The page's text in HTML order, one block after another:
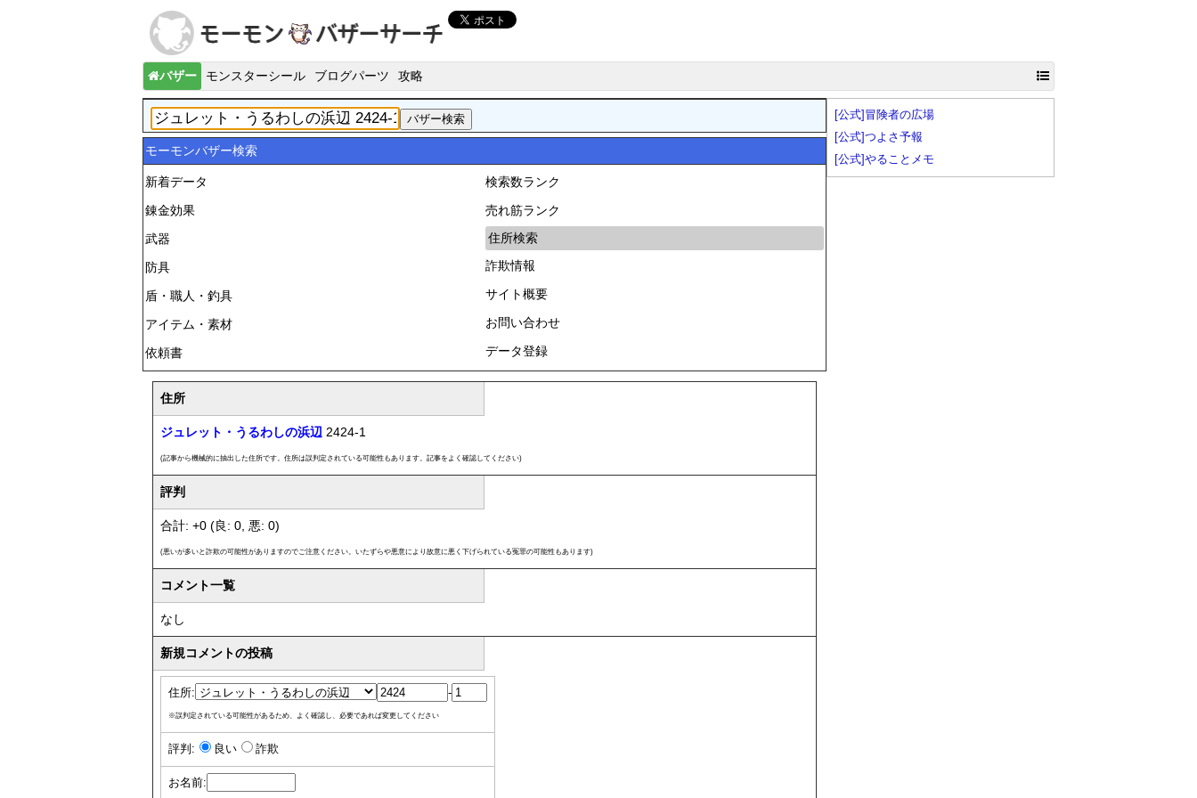
バザー モンスターシール ブログパーツ 攻略
モーモンバザー検索
新着データ
錬金効果
武器
防具
盾・職人・釣具
アイテム・素材
依頼書
検索数ランク
売れ筋ランク
住所検索
詐欺情報
サイト概要
お問い合わせ
データ登録
住所
ジュレット・うるわしの浜辺 2424-1
(記事から機械的に抽出した住所です。住所は誤判定されている可能性もあります。記事をよく確認してください)
評判
合計: +0 (良: 0, 悪: 0)
(悪いが多いと詐欺の可能性がありますのでご注意ください。いたずらや悪意により故意に悪く下げられている冤罪の可能性もあります)
コメント一覧
なし
新規コメントの投稿
住所: -
※誤判定されている可能性があるため、よく確認し、必要であれば変更してください
評判: 良い 詐欺
お名前:
[公式]冒険者の広場
[公式]つよさ予報
[公式]やることメモ